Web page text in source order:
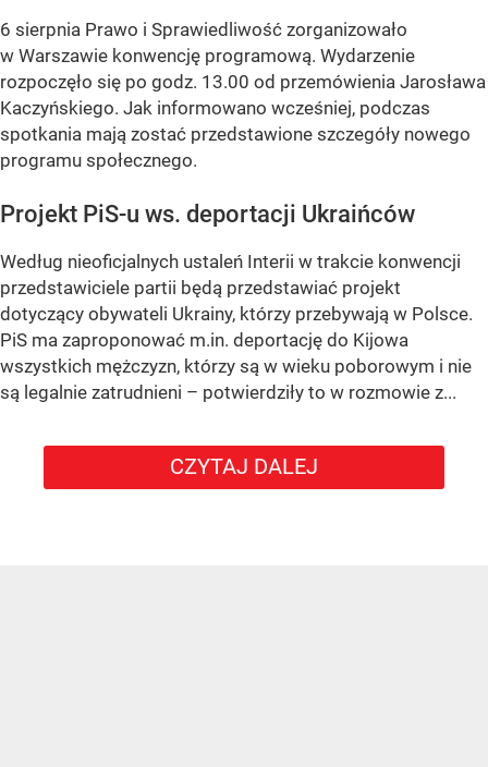
6 sierpnia Prawo i Sprawiedliwość zorganizowało
w Warszawie konwencję programową. Wydarzenie
rozpoczęło się po godz. 13.00 od przemówienia Jarosława
Kaczyńskiego. Jak informowano wcześniej, podczas
spotkania mają zostać przedstawione szczegóły nowego
programu społecznego.
Projekt PiS-u ws. deportacji Ukraińców
Według nieoficjalnych ustaleń Interii w trakcie konwencji
przedstawiciele partii będą przedstawiać projekt
dotyczący obywateli Ukrainy, którzy przebywają w Polsce.
PiS ma zaproponować m.in. deportację do Kijowa
wszystkich mężczyzn, którzy są w wieku poborowym i nie
są legalnie zatrudnieni – potwierdziły to w rozmowie z...
CZYTAJ DALEJ